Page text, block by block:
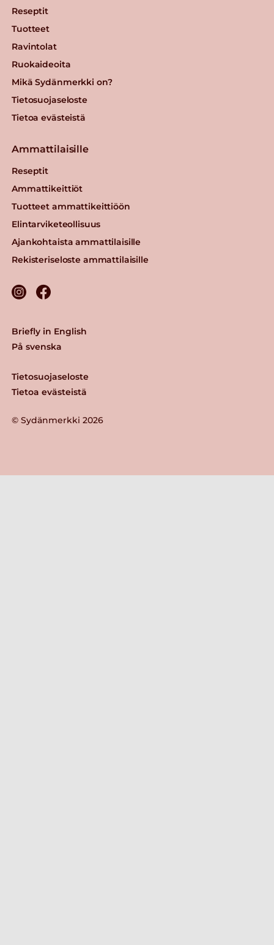
Reseptit
Tuotteet
Ravintolat
Ruokaideoita
Mikä Sydänmerkki on?
Tietosuojaseloste
Tietoa evästeistä
Ammattilaisille
Reseptit
Ammattikeittiöt
Tuotteet ammattikeittiöön
Elintarviketeollisuus
Ajankohtaista ammattilaisille
Rekisteriseloste ammattilaisille
© Sydänmerkki 2026
Tietosuojaseloste
Tietoa evästeistä
Briefly in English
På svenska